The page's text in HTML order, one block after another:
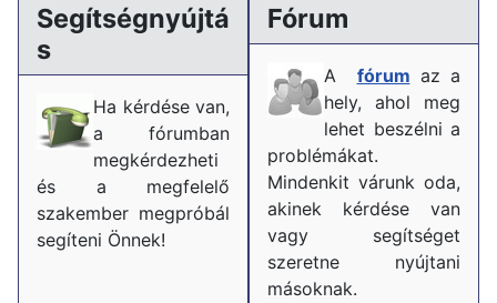
Segítségnyújtá
s
Ha kérdése van,
a fórumban
megkérdezheti
és a megfelelő
szakember megpróbál
segíteni Önnek!
Fórum
A fórum az a
hely, ahol meg
lehet beszélni a
problémákat.
Mindenkit várunk oda,
akinek kérdése van
vagy segítséget
szeretne nyújtani
másoknak.